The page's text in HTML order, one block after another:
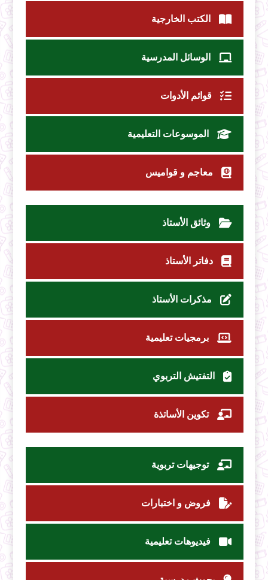
الكتب الخارجية
الوسائل المدرسية
قوائم الأدوات
الموسوعات التعليمية
معاجم و قواميس
وثائق الأستاذ
دفاتر الأستاذ
مذكرات الأستاذ
برمجيات تعليمية
التفتيش التربوي
تكوين الأساتذة
توجيهات تربوية
فروض و اختبارات
فيديوهات تعليمية